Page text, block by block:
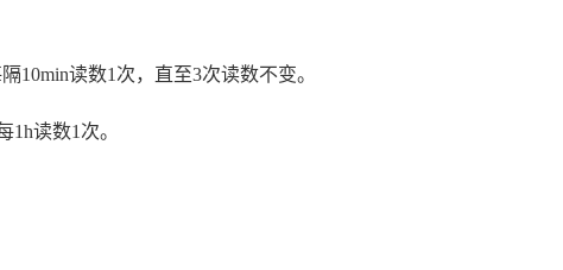
10min读数1次，直至3次读数不变。
1h读数1次。